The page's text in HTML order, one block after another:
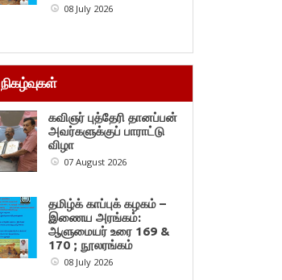
08 July 2026
நிகழ்வுகள்
கவிஞர் புத்தேரி தானப்பன்
அவர்களுக்குப் பாராட்டு
விழா
07 August 2026
தமிழ்க் காப்புக் கழகம் –
இணைய அரங்கம்:
ஆளுமையர் உரை 169 &
170 ; நூலரங்கம்
08 July 2026